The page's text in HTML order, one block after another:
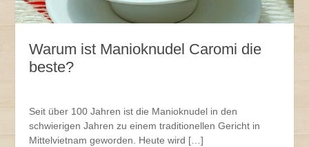
Warum ist Manioknudel Caromi die
beste?
Seit über 100 Jahren ist die Manioknudel in den
schwierigen Jahren zu einem traditionellen Gericht in
Mittelvietnam geworden. Heute wird […]